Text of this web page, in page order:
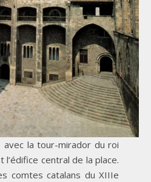
avec la tour-mirador du roi
central de la place.
comtes catalans du XIIIe